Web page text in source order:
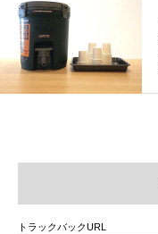
トラックバックURL